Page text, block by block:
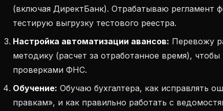
(включая ДиректБанк). Отрабатываю регламент
тестирую выгрузку тестового реестра.
Настройка автоматизации авансов: Перевожу
методику (расчет за отработанное время),
проверками ФНС.
Обучение: Обучаю бухгалтера, как исправлять
правкам», и как правильно работать с